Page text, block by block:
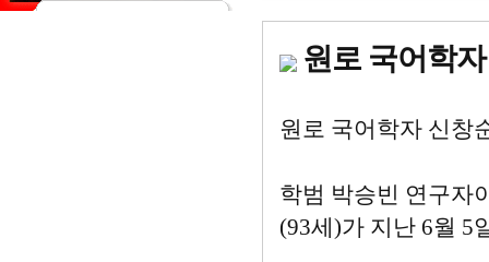
원로 국어학
원로 국어학자 신창
학범 박승빈 연구자
(93세)가 지난 6월 5